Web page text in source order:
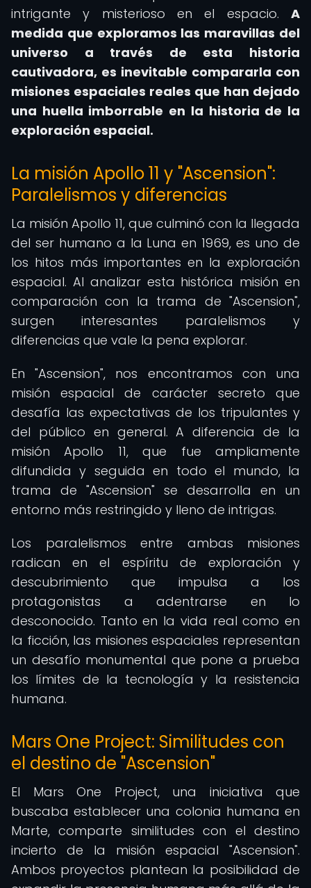
intrigante y misterioso en el espacio. A
medida que exploramos las maravillas del
universo a través de esta historia
cautivadora, es inevitable compararla con
misiones espaciales reales que han dejado
una huella imborrable en la historia de la
exploración espacial.
La misión Apollo 11 y "Ascension":
Paralelismos y diferencias
La misión Apollo 11, que culminó con la llegada
del ser humano a la Luna en 1969, es uno de
los hitos más importantes en la exploración
espacial. Al analizar esta histórica misión en
comparación con la trama de "Ascension",
surgen interesantes paralelismos y
diferencias que vale la pena explorar.
En "Ascension", nos encontramos con una
misión espacial de carácter secreto que
desafía las expectativas de los tripulantes y
del público en general. A diferencia de la
misión Apollo 11, que fue ampliamente
difundida y seguida en todo el mundo, la
trama de "Ascension" se desarrolla en un
entorno más restringido y lleno de intrigas.
Los paralelismos entre ambas misiones
radican en el espíritu de exploración y
descubrimiento que impulsa a los
protagonistas a adentrarse en lo
desconocido. Tanto en la vida real como en
la ficción, las misiones espaciales representan
un desafío monumental que pone a prueba
los límites de la tecnología y la resistencia
humana.
Mars One Project: Similitudes con
el destino de "Ascension"
El Mars One Project, una iniciativa que
buscaba establecer una colonia humana en
Marte, comparte similitudes con el destino
incierto de la misión espacial "Ascension".
Ambos proyectos plantean la posibilidad de